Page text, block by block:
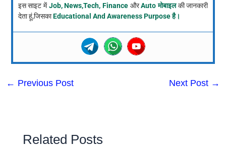
इस साइट मेंJob, News,Tech, Finance औरAuto मोबाइलकी जानकारी
देता हूं,जिसकाEducational And Awareness Purpose है।
← Previous Post Next Post →
Related Posts